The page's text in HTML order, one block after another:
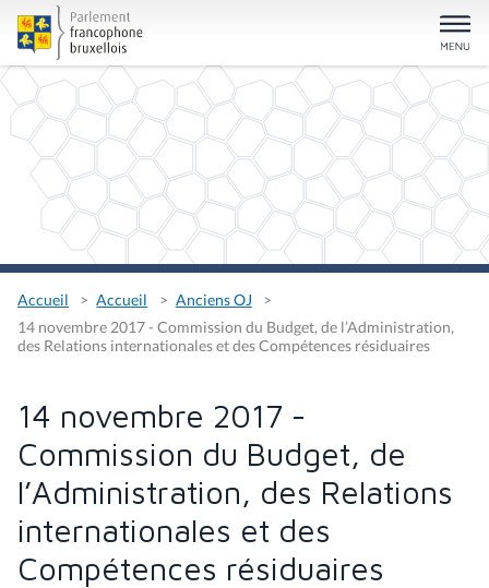
Accueil Accueil
Anciens OJ
14 novembre 2017 - Commission du Budget, de l’Administration,
des Relations internationales et des Compétences résiduaires
14 novembre 2017 -
Commission du Budget, de
l’Administration, des Relations
internationales et des
Compétences résiduaires